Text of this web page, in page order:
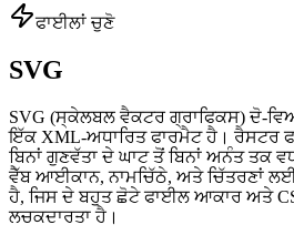
ਫਾਈਲਾਂ ਚੁਣੋ
SVG
SVG (ਸ੍ਕੇਲਬਲ ਵੈਕਟਰ ਗ੍ਰਾਫਿਕਸ) ਦੋ-
ਇੱਕ XML-ਅਧਾਰਿਤ ਫਾਰਮੈਟ ਹੈ। ਰੈਸਟਰ
ਬਿਨਾਂ ਗੁਣਵੱਤਾ ਦੇ ਘਾਟ ਤੋਂ ਬਿਨਾਂ ਅਨੰਤ ਤਕ
ਵੈੱਬ ਆਈਕਾਨ, ਨਾਮਚਿੱਠੇ, ਅਤੇ ਚਿੱਤਰਣਾਂ
ਹੈ, ਜਿਸ ਦੇ ਬਹੁਤ ਛੋਟੇ ਫਾਈਲ ਆਕਾਰ ਅਤੇ
ਲਚਕਦਾਰਤਾ ਹੈ।